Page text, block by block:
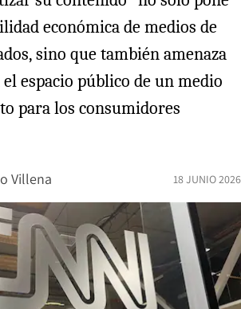
económica de medios de
sino que también amenaza
espacio público de un medio
para los consumidores
Villena 18 JUNIO 2026